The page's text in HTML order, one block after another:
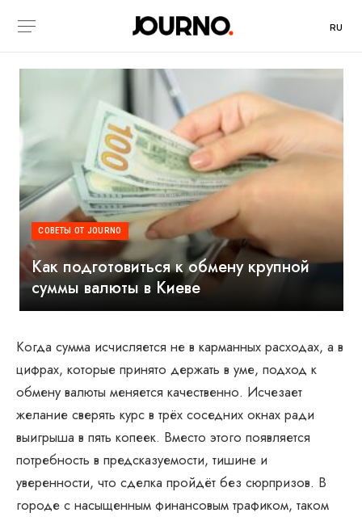
RU
СОВЕТЫ ОТ JOURNO
Как подготовиться к обмену крупной
суммы валюты в Киеве
Когда сумма исчисляется не в карманных расходах, а в
цифрах, которые принято держать в уме, подход к
обмену валюты меняется качественно. Исчезает
желание сверять курс в трёх соседних окнах ради
выигрыша в пять копеек. Вместо этого появляется
потребность в предсказуемости, тишине и
уверенности, что сделка пройдёт без сюрпризов. В
городе с насыщенным финансовым трафиком, таком